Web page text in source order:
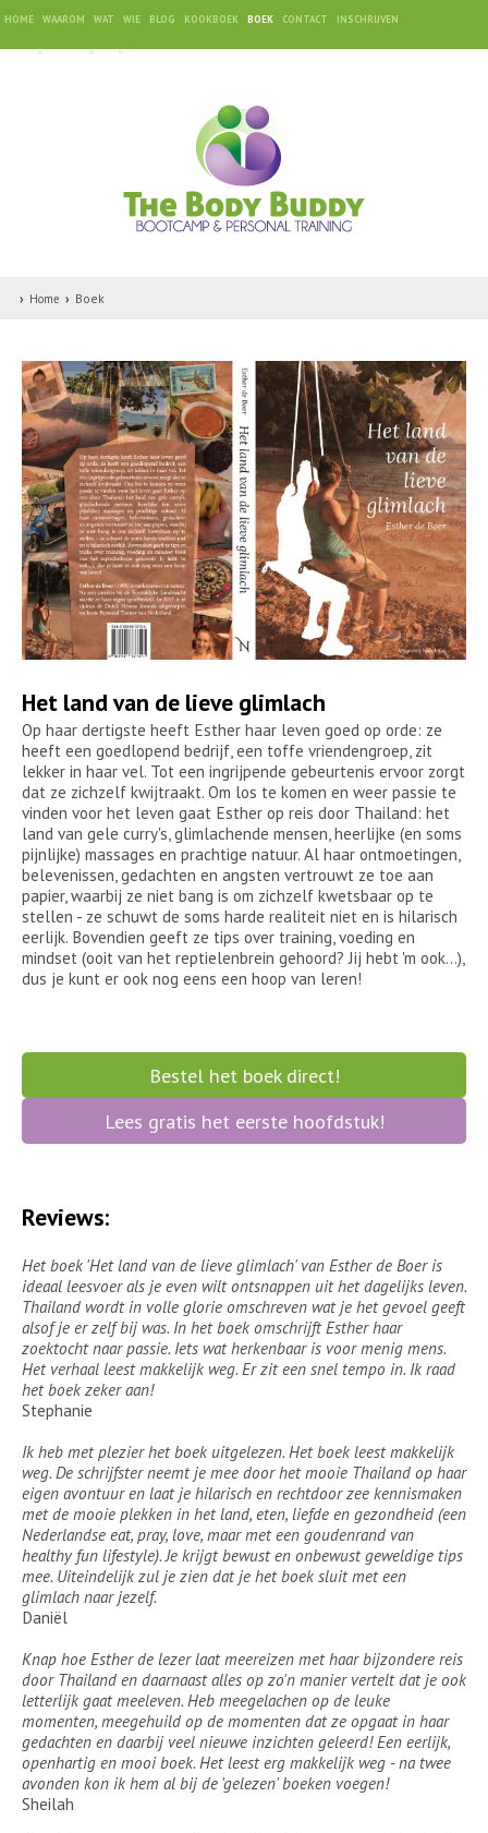
HOME WAAROM WAT WIE BLOG KOOKBOEK BOEK CONTACT INSCHRIJVEN
Home Boek
Het land van de lieve glimlach
Op haar dertigste heeft Esther haar leven goed op orde: ze
heeft een goedlopend bedrijf, een toffe vriendengroep, zit
lekker in haar vel. Tot een ingrijpende gebeurtenis ervoor zorgt
dat ze zichzelf kwijtraakt. Om los te komen en weer passie te
vinden voor het leven gaat Esther op reis door Thailand: het
land van gele curry's, glimlachende mensen, heerlijke (en soms
pijnlijke) massages en prachtige natuur. Al haar ontmoetingen,
belevenissen, gedachten en angsten vertrouwt ze toe aan
papier, waarbij ze niet bang is om zichzelf kwetsbaar op te
stellen - ze schuwt de soms harde realiteit niet en is hilarisch
eerlijk. Bovendien geeft ze tips over training, voeding en
mindset (ooit van het reptielenbrein gehoord? Jij hebt 'm ook...),
dus je kunt er ook nog eens een hoop van leren!
Bestel het boek direct!
Lees gratis het eerste hoofdstuk!
Reviews:
Het boek 'Het land van de lieve glimlach' van Esther de Boer is
ideaal leesvoer als je even wilt ontsnappen uit het dagelijks leven.
Thailand wordt in volle glorie omschreven wat je het gevoel geeft
alsof je er zelf bij was. In het boek omschrijft Esther haar
zoektocht naar passie. Iets wat herkenbaar is voor menig mens.
Het verhaal leest makkelijk weg. Er zit een snel tempo in. Ik raad
het boek zeker aan!
Stephanie
Ik heb met plezier het boek uitgelezen. Het boek leest makkelijk
weg. De schrijfster neemt je mee door het mooie Thailand op haar
eigen avontuur en laat je hilarisch en rechtdoor zee kennismaken
met de mooie plekken in het land, eten, liefde en gezondheid (een
Nederlandse eat, pray, love, maar met een goudenrand van
healthy fun lifestyle). Je krijgt bewust en onbewust geweldige tips
mee. Uiteindelijk zul je zien dat je het boek sluit met een
glimlach naar jezelf.
Daniël
Knap hoe Esther de lezer laat meereizen met haar bijzondere reis
door Thailand en daarnaast alles op zo'n manier vertelt dat je ook
letterlijk gaat meeleven. Heb meegelachen op de leuke
momenten, meegehuild op de momenten dat ze opgaat in haar
gedachten en daarbij veel nieuwe inzichten geleerd! Een eerlijk,
openhartig en mooi boek. Het leest erg makkelijk weg - na twee
avonden kon ik hem al bij de 'gelezen' boeken voegen!
Sheilah